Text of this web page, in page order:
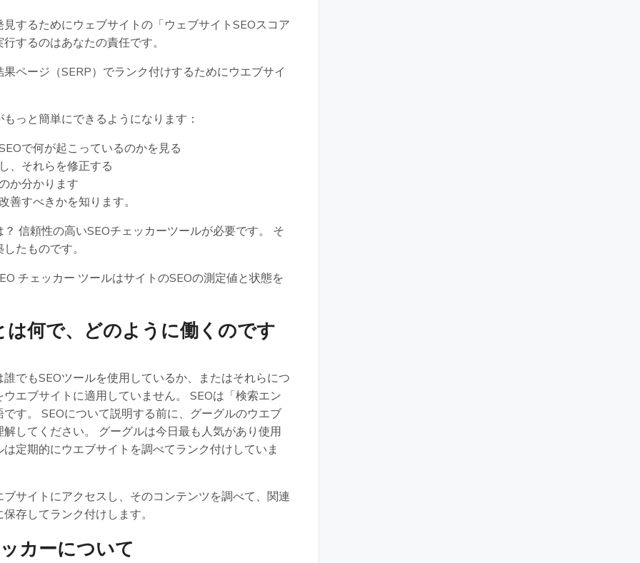
するためにウェブサイトの「ウェブサイトSEOスコア
するのはあなたの責任です。
ページ（SERP）でランク付けするためにウエブサイ
っと簡単にできるようになります：
で何が起こっているのかを見る
、それらを修正する
か分かります
すべきかを知ります。
信頼性の高いSEOチェッカーツールが必要です。 そ
たものです。
チェッカー ツールはサイトのSEOの測定値と状態を
何で、どのように働くのです
でもSEOツールを使用しているか、またはそれらにつ
エブサイトに適用していません。 SEOは「検索エン
す。 SEOについて説明する前に、グーグルのウエブ
してください。 グーグルは今日最も人気があり使用
定期的にウエブサイトを調べてランク付けしていま
サイトにアクセスし、そのコンテンツを調べて、関連
存してランク付けします。
カーについて